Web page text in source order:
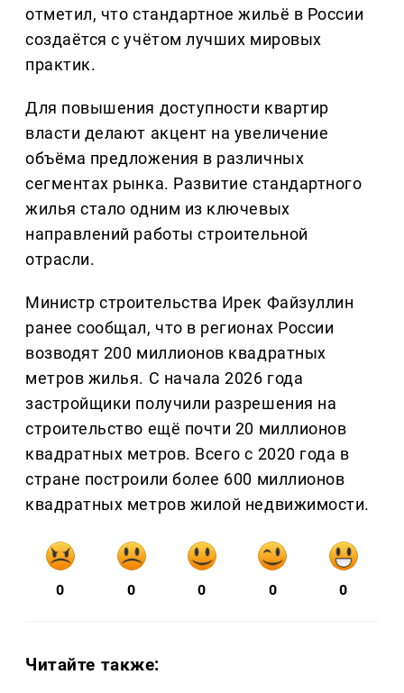
отметил, что стандартное жильё в России
создаётся с учётом лучших мировых
практик.
Для повышения доступности квартир
власти делают акцент на увеличение
объёма предложения в различных
сегментах рынка. Развитие стандартного
жилья стало одним из ключевых
направлений работы строительной
отрасли.
Министр строительства Ирек Файзуллин
ранее сообщал, что в регионах России
возводят 200 миллионов квадратных
метров жилья. С начала 2026 года
застройщики получили разрешения на
строительство ещё почти 20 миллионов
квадратных метров. Всего с 2020 года в
стране построили более 600 миллионов
квадратных метров жилой недвижимости.
0 0 0 0 0
Читайте также: